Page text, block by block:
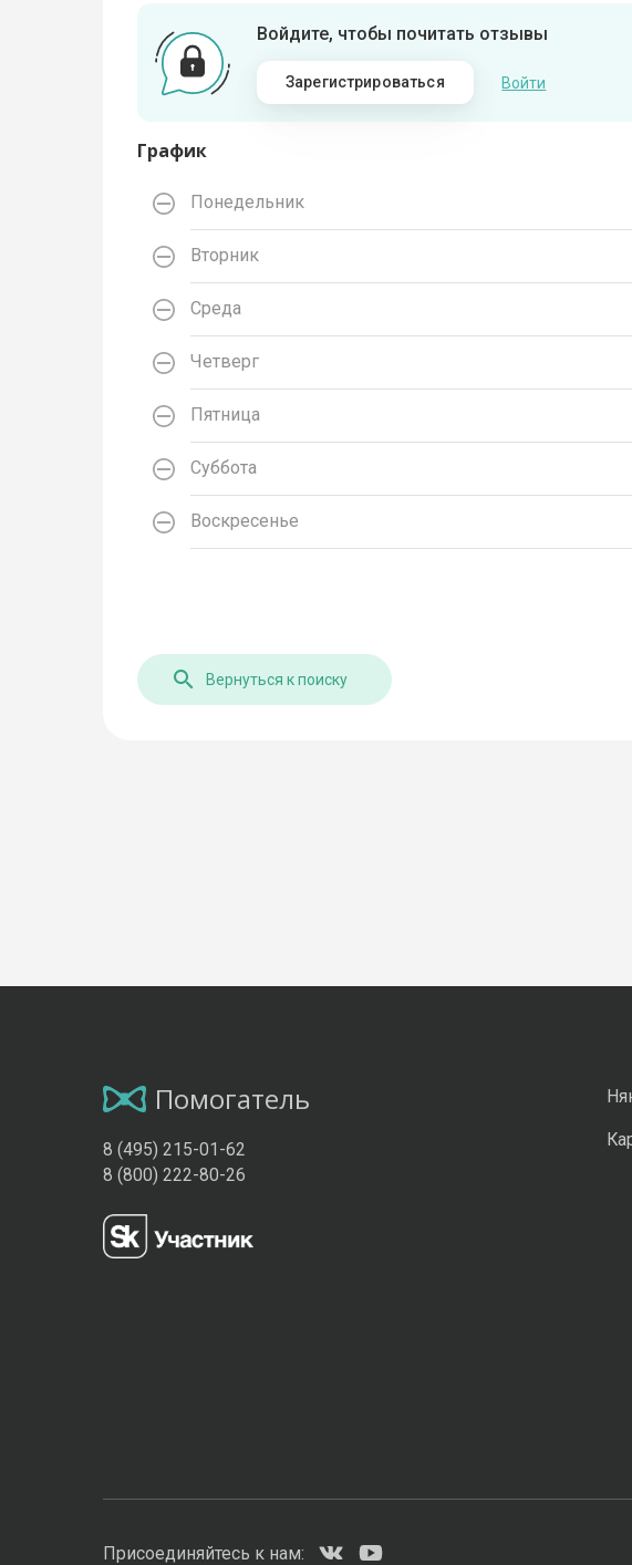
Войдите, чтобы почитать отзывы
Зарегистрироваться Войти
График
Понедельник
Вторник
Среда
Четверг
Пятница
Суббота
Воскресенье
Вернуться к поиску
Помогатель
8 (495) 215-01-62
8 (800) 222-80-26
Присоединяйтесь к нам: